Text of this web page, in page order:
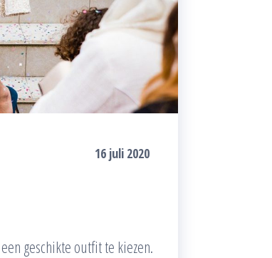
16 juli 2020
geschikte outfit te kiezen.